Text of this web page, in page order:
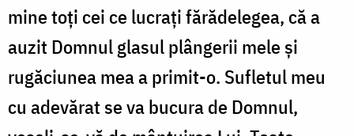
mine toţi cei ce lucraţi fărădelegea, că a
auzit Domnul glasul plângerii mele şi
rugăciunea mea a primit-o. Sufletul meu
cu adevărat se va bucura de Domnul,